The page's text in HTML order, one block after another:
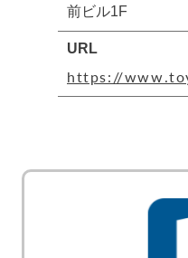
前ビル1F
URL
https://